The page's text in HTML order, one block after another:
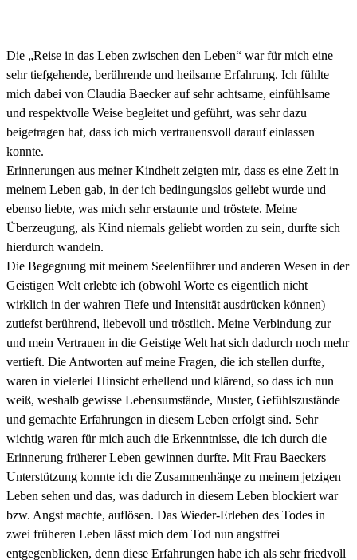
Die „Reise in das Leben zwischen den Leben“ war für mich eine
sehr tiefgehende, berührende und heilsame Erfahrung. Ich fühlte
mich dabei von Claudia Baecker auf sehr achtsame, einfühlsame
und respektvolle Weise begleitet und geführt, was sehr dazu
beigetragen hat, dass ich mich vertrauensvoll darauf einlassen
konnte.
Erinnerungen aus meiner Kindheit zeigten mir, dass es eine Zeit in
meinem Leben gab, in der ich bedingungslos geliebt wurde und
ebenso liebte, was mich sehr erstaunte und tröstete. Meine
Überzeugung, als Kind niemals geliebt worden zu sein, durfte sich
hierdurch wandeln.
Die Begegnung mit meinem Seelenführer und anderen Wesen in der
Geistigen Welt erlebte ich (obwohl Worte es eigentlich nicht
wirklich in der wahren Tiefe und Intensität ausdrücken können)
zutiefst berührend, liebevoll und tröstlich. Meine Verbindung zur
und mein Vertrauen in die Geistige Welt hat sich dadurch noch mehr
vertieft. Die Antworten auf meine Fragen, die ich stellen durfte,
waren in vielerlei Hinsicht erhellend und klärend, so dass ich nun
weiß, weshalb gewisse Lebensumstände, Muster, Gefühlszustände
und gemachte Erfahrungen in diesem Leben erfolgt sind. Sehr
wichtig waren für mich auch die Erkenntnisse, die ich durch die
Erinnerung früherer Leben gewinnen durfte. Mit Frau Baeckers
Unterstützung konnte ich die Zusammenhänge zu meinem jetzigen
Leben sehen und das, was dadurch in diesem Leben blockiert war
bzw. Angst machte, auflösen. Das Wieder-Erleben des Todes in
zwei früheren Leben lässt mich dem Tod nun angstfrei
entgegenblicken, denn diese Erfahrungen habe ich als sehr friedvoll